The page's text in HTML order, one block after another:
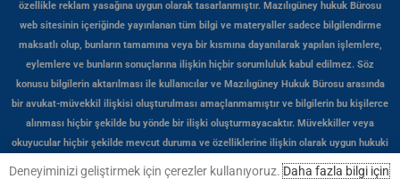
o
k
r
e
özellikle reklam yasağına uygun olarak tasarlanmıştır. Mazılıgüney hukuk Bürosu
web sitesinin içeriğinde yayınlanan tüm bilgi ve materyaller sadece bilgilendirme
maksatlı olup, bunların tamamına veya bir kısmına dayanılarak yapılan işlemlere,
eylemlere ve bunların sonuçlarına ilişkin hiçbir sorumluluk kabul edilmez. Söz
konusu bilgilerin aktarılması ile kullanıcılar ve Mazılıgüney Hukuk Bürosu arasında
bir avukat-müvekkil ilişkisi oluşturulması amaçlanmamıştır ve bilgilerin bu kişilerce
alınması hiçbir şekilde bu yönde bir ilişki oluşturmayacaktır. Müvekkiller veya
okuyucular hiçbir şekilde mevcut duruma ve özelliklerine ilişkin olarak uygun hukuki
veya başka herhangi bir profesyonel görüş almadan, Mazılıgüney Hukuk Bürosu web
Deneyiminizi geliştirmek için çerezler kullanıyoruz.Daha fazla bilgi için